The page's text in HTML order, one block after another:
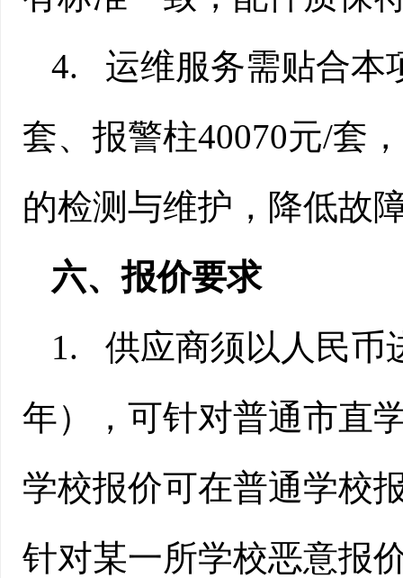
4. 运维服务需贴合本
套、报警柱40070元/套
的检测与维护，降低故
六、报价要求
1. 供应商须以人民币
年），可针对普通市直
学校报价可在普通学校
针对某一所学校恶意报